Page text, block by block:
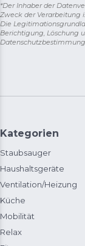
*Der Inhaber der
Zweck der Verarbeitung
Die
Berichtigung, Löschung
Kategorien
Staubsauger
Haushaltsgeräte
Ventilation/Heizung
Küche
Mobilität
Relax